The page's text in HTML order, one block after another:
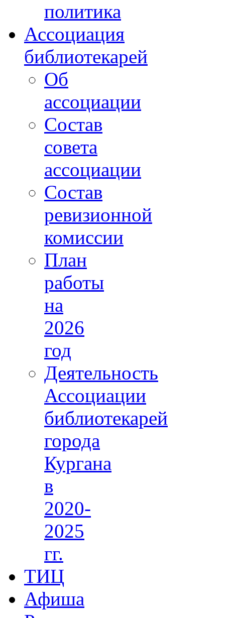
политика
Ассоциация
библиотекарей
Об
ассоциации
Состав
совета
ассоциации
Состав
ревизионной
комиссии
План
работы
на
2026
год
Деятельность
Ассоциации
библиотекарей
города
Кургана
в
2020-
2025
гг.
ТИЦ
Афиша